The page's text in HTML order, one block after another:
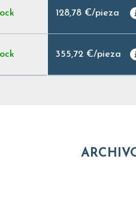
128,78 €/pieza
355,72 €/pieza